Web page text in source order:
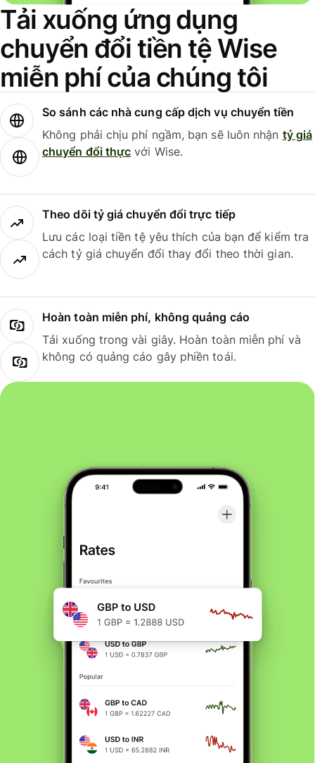
Tải xuống ứng dụng
chuyển đổi tiền tệ Wise
miễn phí của chúng tôi
So sánh các nhà cung cấp dịch vụ chuyển tiền
Không phải chịu phí ngầm, bạn sẽ luôn nhận tỷ giá
chuyển đổi thực với Wise.
Theo dõi tỷ giá chuyển đổi trực tiếp
Lưu các loại tiền tệ yêu thích của bạn để kiểm tra
cách tỷ giá chuyển đổi thay đổi theo thời gian.
Hoàn toàn miễn phí, không quảng cáo
Tải xuống trong vài giây. Hoàn toàn miễn phí và
không có quảng cáo gây phiền toái.